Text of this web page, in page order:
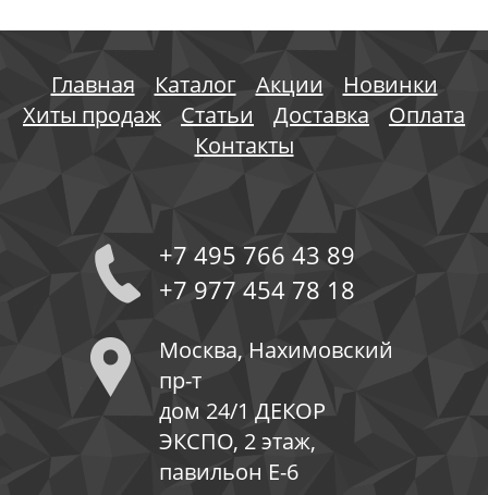
Главная Каталог Акции
Новинки
Хиты продаж
Статьи Доставка
Оплата
Контакты
+7 495 766 43 89
+7 977 454 78 18
Москва, Нахимовский
пр-т
дом 24/1 ДЕКОР
ЭКСПО, 2 этаж,
павильон Е-6